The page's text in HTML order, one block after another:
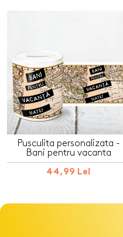
Pusculita personalizata -
Bani pentru vacanta
44,99 Lei